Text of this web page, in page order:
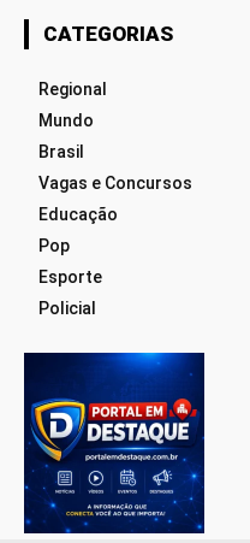
CATEGORIAS
Regional
Mundo
Brasil
Vagas e Concursos
Educação
Pop
Esporte
Policial